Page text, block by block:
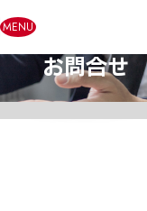
MENU
お問合せ